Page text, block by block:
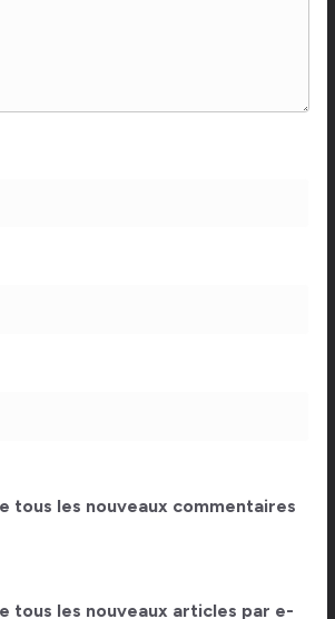
tous les nouveaux commentaires
tous les nouveaux articles par e-